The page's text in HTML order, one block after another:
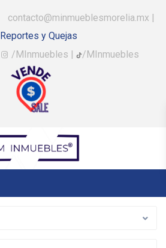
contacto@minmueblesmorelia.mx |
Reportes y Quejas
/MInmuebles | /MInmuebles